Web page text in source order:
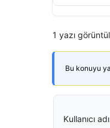
1 yazı
Bu konuyu
Kullanıcı